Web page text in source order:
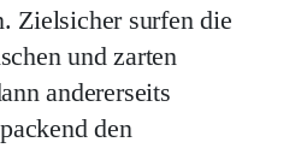
Zielsicher surfen die
und zarten
andererseits
den